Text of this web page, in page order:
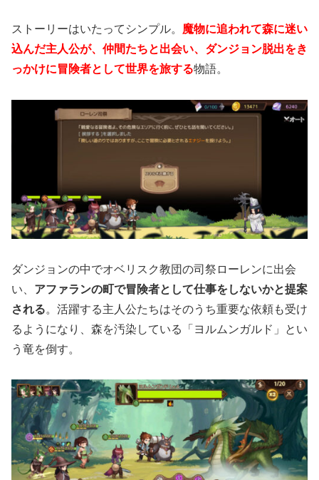
ストーリーはいたってシンプル。 魔物に追われて森に迷い
込んだ主人公が、仲間たちと出会い、ダンジョン脱出をき
っかけに冒険者として世界を旅する物語。
ダンジョンの中でオベリスク教団の司祭ローレンに出会
い、 アファランの町で冒険者として仕事をしないかと提案
される。活躍する主人公たちはそのうち重要な依頼も受け
るようになり、森を汚染している「ヨルムンガルド」とい
う竜を倒す。